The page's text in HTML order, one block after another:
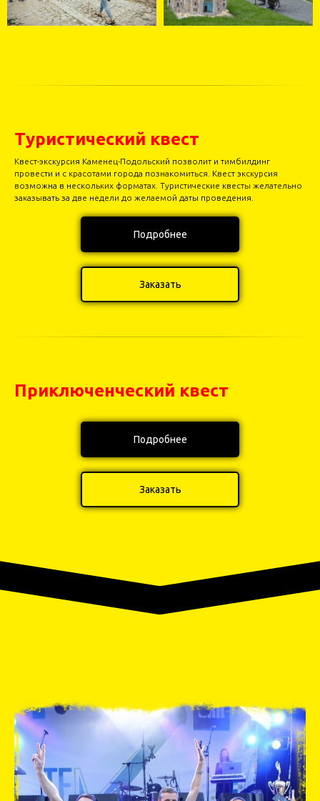
Туристический квест
Квест-экскурсия Каменец-Подольский позволит и тимбилдинг
провести и с красотами города познакомиться. Квест экскурсия
возможна в нескольких форматах. Туристические квесты желательно
заказывать за две недели до желаемой даты проведения.
Подробнее
Заказать
Приключенческий квест
Подробнее
Заказать